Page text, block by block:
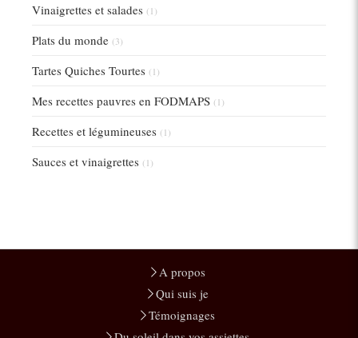
Vinaigrettes et salades (1)
Plats du monde (3)
Tartes Quiches Tourtes (1)
Mes recettes pauvres en FODMAPS (1)
Recettes et légumineuses (1)
Sauces et vinaigrettes (1)
A propos
Qui suis je
Témoignages